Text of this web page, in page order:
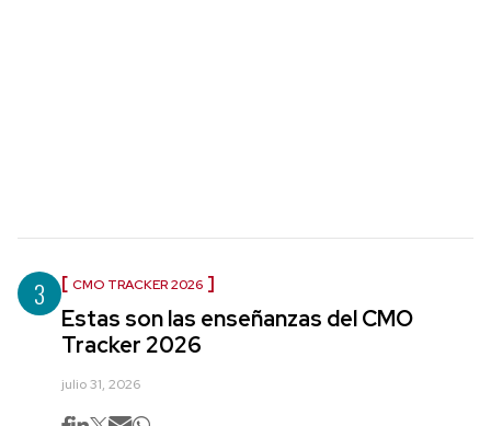
3 CMO TRACKER 2026
Estas son las enseñanzas del CMO
Tracker 2026
julio 31, 2026